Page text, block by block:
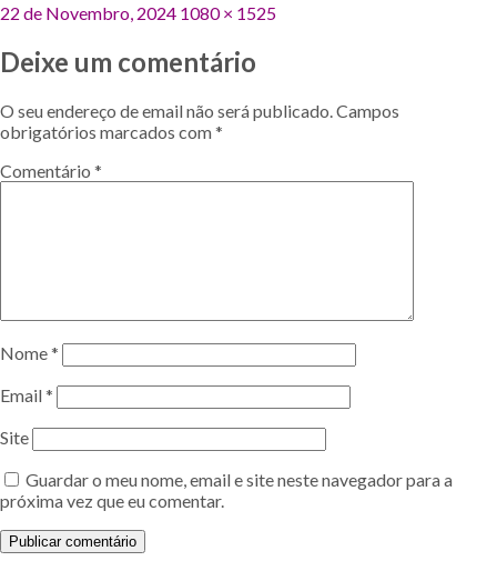
Publicado
22 de Novembro, 2024 Tamanho
1080 × 1525
Deixe um comentário
O seu endereço de email não será publicado.Campos
obrigatórios marcados com*
Comentário *
Nome*
Email*
Site
Guardar o meu nome, email e site neste navegador para a
próxima vez que eu comentar.